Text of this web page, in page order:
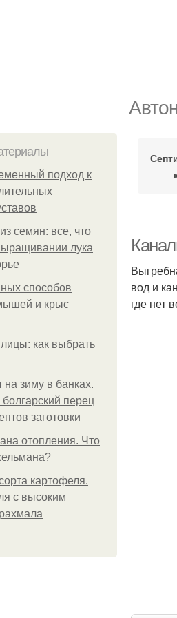
подход к
семян: все, что
лука
способов
и крыс
как выбрать
зиму в банках.
перец
заготовки
отопления. Что
картофеля.
с высоким
вод и
где нет